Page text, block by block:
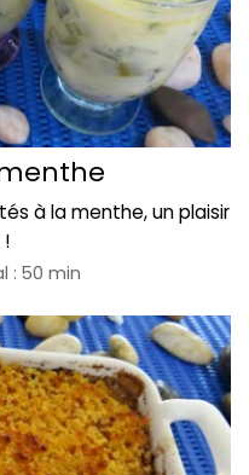
à la menthe, un plaisir
: 50 min